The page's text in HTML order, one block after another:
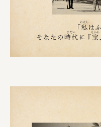
株式会社リブロプラス
福島県商工会連合会
京セラ株式会社
株式会社美らイチゴ
amirisu株式会社